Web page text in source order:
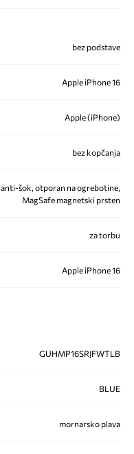
bez podstave
Apple iPhone 16
Apple (iPhone)
bez kopčanja
anti-šok, otporan na ogrebotine,
MagSafe magnetski prsten
za torbu
Apple iPhone 16
GUHMP16SRJFWTLB
BLUE
mornarsko plava